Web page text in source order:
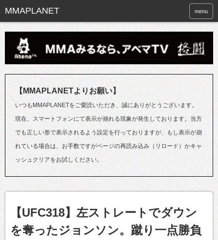
menu
【MMAPLANETよりお願い】
いつもMMAPLANETをご愛読いただき、誠にありがとうございます。
現在、スマートフォンにて表示が崩れる現象が発生しております。当方
でも正しい形で表示されるよう設定を行っておりますが、もし表示が崩
れている場合は、お手数ですがページの再読み込み（リロード）かキャ
ッシュクリアをお試しください。
【UFC318】左ストレートでダウン
を奪ったジョンソン。蹴り一点勝負